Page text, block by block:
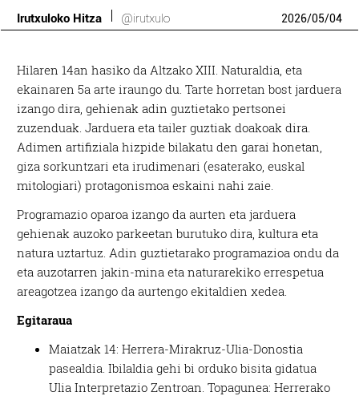
Irutxuloko Hitza @irutxulo 2026/05/04
Hilaren 14an hasiko da Altzako XIII. Naturaldia, eta
ekainaren 5a arte iraungo du. Tarte horretan bost jarduera
izango dira, gehienak adin guztietako pertsonei
zuzenduak. Jarduera eta tailer guztiak doakoak dira.
Adimen artifiziala hizpide bilakatu den garai honetan,
giza sorkuntzari eta irudimenari (esaterako, euskal
mitologiari) protagonismoa eskaini nahi zaie.
Programazio oparoa izango da aurten eta jarduera
gehienak auzoko parkeetan burutuko dira, kultura eta
natura uztartuz. Adin guztietarako programazioa ondu da
eta auzotarren jakin-mina eta naturarekiko errespetua
areagotzea izango da aurtengo ekitaldien xedea.
Egitaraua
Maiatzak 14: Herrera-Mirakruz-Ulia-Donostia
pasealdia. Ibilaldia gehi bi orduko bisita gidatua
Ulia Interpretazio Zentroan. Topagunea: Herrerako